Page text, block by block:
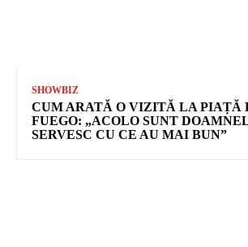
SHOWBIZ
CUM ARATĂ O VIZITĂ LA PIAȚĂ
FUEGO: „ACOLO SUNT
SERVESC CU CE AU MAI BUN”